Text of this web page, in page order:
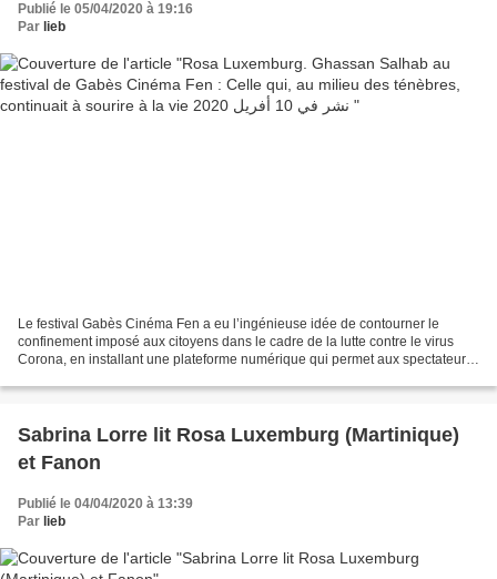
Publié le 05/04/2020 à 19:16
Par lieb
Le festival Gabès Cinéma Fen a eu l’ingénieuse idée de contourner le
confinement imposé aux citoyens dans le cadre de la lutte contre le virus
Corona, en installant une plateforme numérique qui permet aux spectateurs
Sabrina Lorre lit Rosa Luxemburg (Martinique)
et Fanon
Publié le 04/04/2020 à 13:39
Par lieb